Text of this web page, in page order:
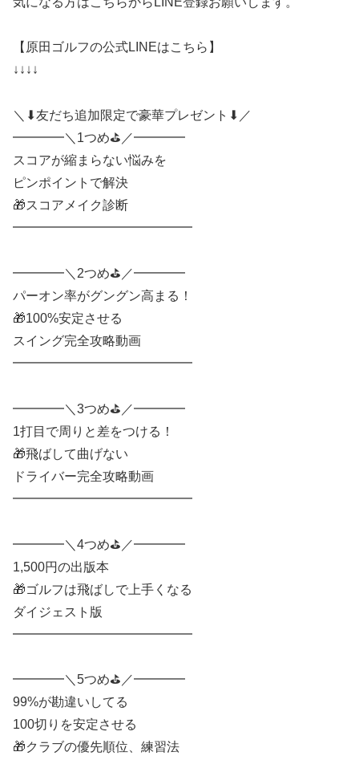
【原田ゴルフの公式LINEはこちら】
↓↓↓↓
＼⬇友だち追加限定で豪華プレゼント⬇／
━━━━＼1つめ⛳️／━━━━
スコアが縮まらない悩みを
ピンポイントで解決
🎁スコアメイク診断
━━━━━━━━━━━━━━
━━━━＼2つめ⛳️／━━━━
パーオン率がグングン高まる！
🎁100%安定させる
スイング完全攻略動画
━━━━━━━━━━━━━━
━━━━＼3つめ⛳️／━━━━
1打目で周りと差をつける！
🎁飛ばして曲げない
ドライバー完全攻略動画
━━━━━━━━━━━━━━
━━━━＼4つめ⛳️／━━━━
1,500円の出版本
🎁ゴルフは飛ばしで上手くなる
ダイジェスト版
━━━━━━━━━━━━━━
━━━━＼5つめ⛳️／━━━━
99%が勘違いしてる
100切りを安定させる
🎁クラブの優先順位、練習法